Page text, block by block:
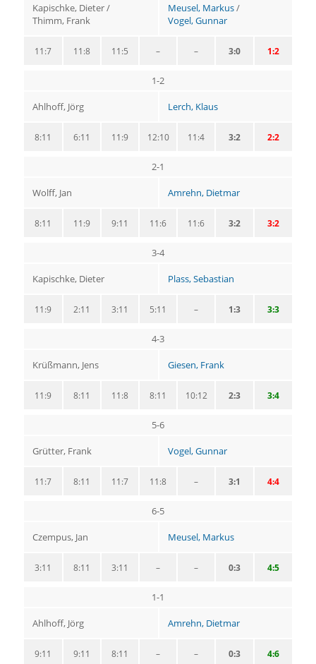
Kapischke, Dieter /
Thimm, Frank
Meusel, Markus/
Vogel, Gunnar
1:2
3:0
–
–
11:5
11:8
11:7
1-2
Ahlhoff, Jörg Lerch, Klaus
2:2
3:2
11:4
12:10
11:9
6:11
8:11
2-1
Wolff, Jan Amrehn, Dietmar
3:2
3:2
11:6
11:6
9:11
11:9
8:11
3-4
Kapischke, Dieter Plass, Sebastian
3:3
1:3
–
5:11
3:11
2:11
11:9
4-3
Krüßmann, Jens Giesen, Frank
3:4
2:3
10:12
8:11
11:8
8:11
11:9
5-6
Grütter, Frank Vogel, Gunnar
4:4
3:1
–
11:8
11:7
8:11
11:7
6-5
Czempus, Jan Meusel, Markus
4:5
0:3
–
–
3:11
8:11
3:11
1-1
Ahlhoff, Jörg Amrehn, Dietmar
4:6
0:3
–
–
8:11
9:11
9:11